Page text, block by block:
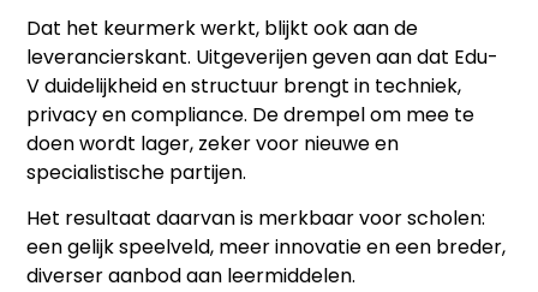
Dat het keurmerk werkt, blijkt ook aan de
leverancierskant. Uitgeverijen geven aan dat Edu-
V duidelijkheid en structuur brengt in techniek,
privacy en compliance. De drempel om mee te
doen wordt lager, zeker voor nieuwe en
specialistische partijen.
Het resultaat daarvan is merkbaar voor scholen:
een gelijk speelveld, meer innovatie en een breder,
diverser aanbod aan leermiddelen.